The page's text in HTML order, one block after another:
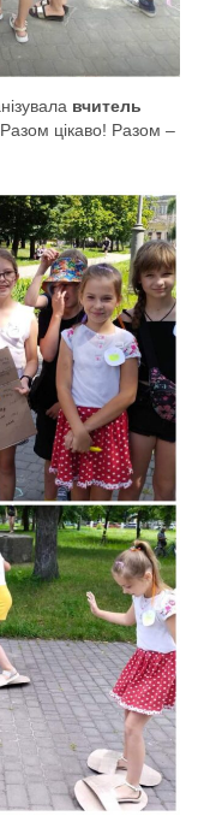
вчитель
Разом цікаво! Разом –